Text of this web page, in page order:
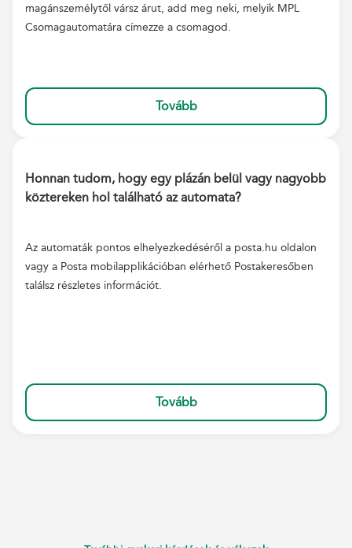
magánszemélytől vársz árut, add meg neki, melyik MPL
Csomagautomatára címezze a csomagod.
Tovább
Honnan tudom, hogy egy plázán belül vagy nagyobb
köztereken hol található az automata?
Az automaták pontos elhelyezkedéséről a posta.hu oldalon
vagy a Posta mobilapplikációban elérhető Postakeresőben
találsz részletes információt.
Tovább